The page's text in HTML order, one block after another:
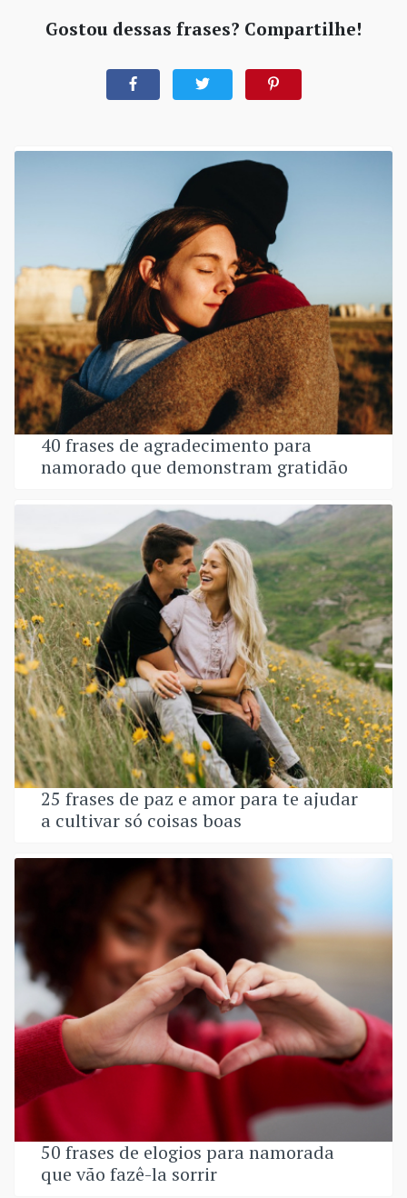
Gostou dessas frases? Compartilhe!
40 frases de agradecimento para
namorado que demonstram gratidão
25 frases de paz e amor para te ajudar
a cultivar só coisas boas
50 frases de elogios para namorada
que vão fazê-la sorrir